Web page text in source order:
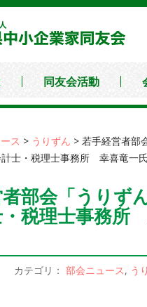
同友会活動
ス > うりずん > 若手経営者
士・税理士事務所 幸喜竜一
部会「うり
・税理士事務
カテゴリ： 部会ニュース, う